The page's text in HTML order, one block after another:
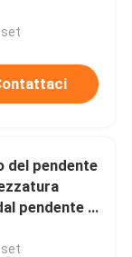
set
pendente
pendente di
set